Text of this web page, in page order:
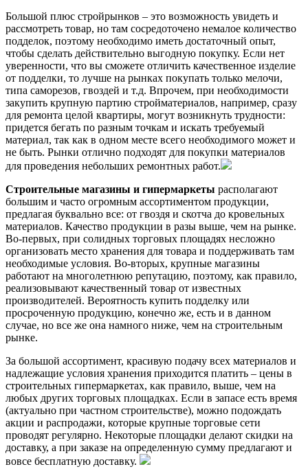
Большой плюс стройрынков – это возможность увидеть и
рассмотреть товар, но там сосредоточено немалое количество
подделок, поэтому необходимо иметь достаточный опыт,
чтобы сделать действительно выгодную покупку. Если нет
уверенности, что вы сможете отличить качественное изделие
от подделки, то лучше на рынках покупать только мелочи,
типа саморезов, гвоздей и т.д. Впрочем, при необходимости
закупить крупную партию стройматериалов, например, сразу
для ремонта целой квартиры, могут возникнуть трудности:
придется бегать по разным точкам и искать требуемый
материал, так как в одном месте всего необходимого может и
не быть. Рынки отлично подходят для покупки материалов
для проведения небольших ремонтных работ.
Строительные магазины и гипермаркеты располагают
большим и часто огромным ассортиментом продукции,
предлагая буквально все: от гвоздя и скотча до кровельных
материалов. Качество продукции в разы выше, чем на рынке.
Во-первых, при солидных торговых площадях несложно
организовать место хранения для товара и поддерживать там
необходимые условия. Во-вторых, крупные магазины
работают на многолетнюю репутацию, поэтому, как правило,
реализовывают качественный товар от известных
производителей. Вероятность купить подделку или
просроченную продукцию, конечно же, есть и в данном
случае, но все же она намного ниже, чем на строительным
рынке.
За большой ассортимент, красивую подачу всех материалов и
надлежащие условия хранения приходится платить – цены в
строительных гипермаркетах, как правило, выше, чем на
любых других торговых площадках. Если в запасе есть время
(актуально при частном строительстве), можно подождать
акции и распродажи, которые крупные торговые сети
проводят регулярно. Некоторые площадки делают скидки на
доставку, а при заказе на определенную сумму предлагают и
вовсе бесплатную доставку.